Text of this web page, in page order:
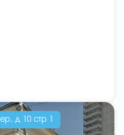
д 10 стр 1